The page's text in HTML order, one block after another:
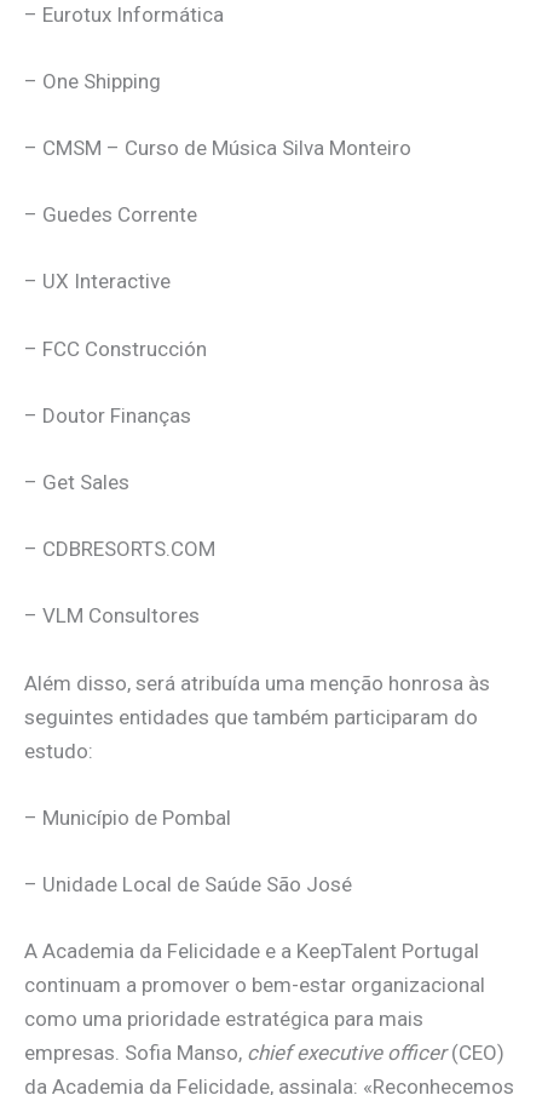
– Eurotux Informática
– One Shipping
– CMSM – Curso de Música Silva Monteiro
– Guedes Corrente
– UX Interactive
– FCC Construcción
– Doutor Finanças
– Get Sales
– CDBRESORTS.COM
– VLM Consultores
Além disso, será atribuída uma menção honrosa às
seguintes entidades que também participaram do
estudo:
– Município de Pombal
– Unidade Local de Saúde São José
A Academia da Felicidade e a KeepTalent Portugal
continuam a promover o bem-estar organizacional
como uma prioridade estratégica para mais
empresas. Sofia Manso, chief executive officer(CEO)
da Academia da Felicidade, assinala: «Reconhecemos